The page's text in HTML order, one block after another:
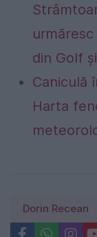
din Golf
Caniculă
Harta
Dorin Recean